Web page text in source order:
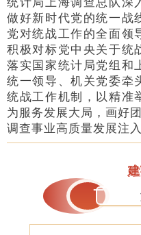
做好新时代党的统一战
党对统战工作的全面领
积极对标党中央关于统
落实国家统计局党组和
统一领导、机关党委牵
统战工作机制，以精准
为服务发展大局，画好
调查事业高质量发展注
一